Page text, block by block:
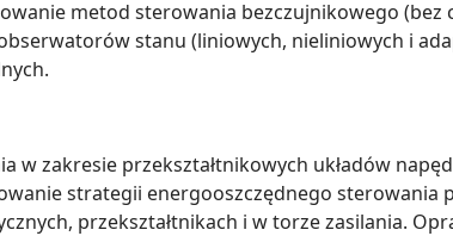
metod sterowania bezczujnikowego
stanu (liniowych, nieliniowych i
w zakresie przekształtnikowych układów
strategii energooszczędnego sterowania
przekształtnikach i w torze zasilania.